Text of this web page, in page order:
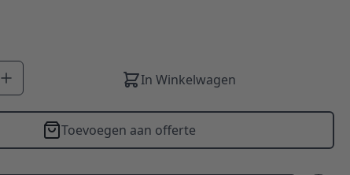
In Winkelwagen
Toevoegen aan offerte